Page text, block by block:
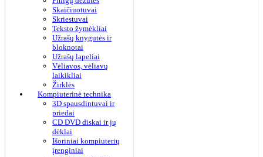
Skaičiuotuvai
Skriestuvai
Teksto žymėkliai
Užrašų knygutės ir
bloknotai
Užrašų lapeliai
Vėliavos, vėliavų
laikikliai
Žirklės
Kompiuterinė technika
3D spausdintuvai ir
priedai
CD DVD diskai ir jų
dėklai
Išoriniai kompiuterių
įrenginiai